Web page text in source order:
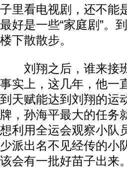
子里看电视剧，还不能
最好是一些“家庭剧”。
楼下散散步。
刘翔之后，谁来接班
事实上，这几年，他一
到天赋能达到刘翔的运
牌，孙海平最大的任务
想利用全运会观察小队
少派出名不见经传的小
该会有一批好苗子出来